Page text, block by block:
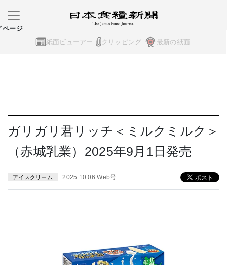
紙面ビューアー クリッピング 最新の紙面
ページ
ガリガリ君リッチ＜ミルクミルク＞
（赤城乳業）2025年9月1日発売
アイスクリーム 2025.10.06 Web号